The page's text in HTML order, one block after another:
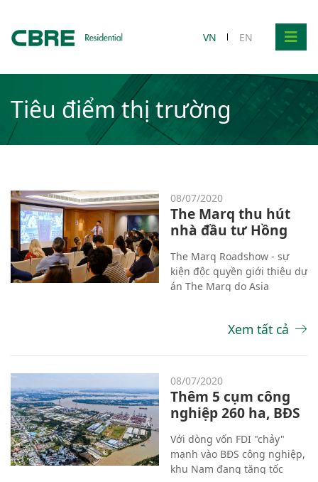
VN EN
Tiêu điểm thị trường
08/07/2020
The Marq thu hút
nhà đầu tư Hồng
The Marq Roadshow - sự
kiện độc quyền giới thiệu dự
án The Marq do Asia
Hong Kong đã mang lại kết
chục yêu cầu đặt mua căn
hộ được chốt.
Xem tất cả
08/07/2020
Thêm 5 cụm công
nghiệp 260 ha, BĐS
điểm thu hút đầu
tư
Với dòng vốn FDI "chảy"
mạnh vào BĐS công nghiệp,
khu Nam đang tăng tốc